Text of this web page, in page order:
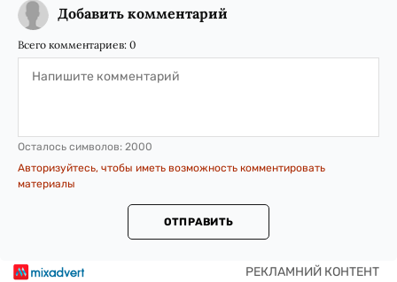
Добавить комментарий
Всего комментариев: 0
Осталось символов: 2000
Авторизуйтесь, чтобы иметь возможность комментировать
материалы
ОТПРАВИТЬ